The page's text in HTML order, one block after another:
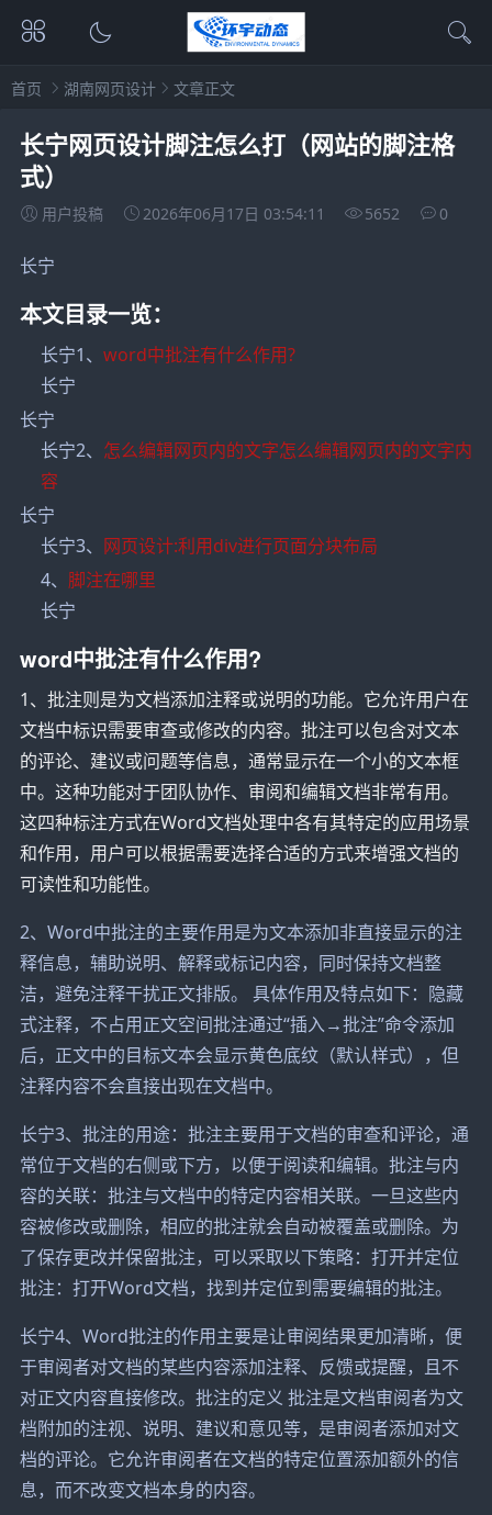
首页 湖南网页设计 文章正文
长宁网页设计脚注怎么打（网站的脚注格
式）
用户投稿 2026年06月17日 03:54:11 5652 0
长宁
本文目录一览：
长宁1、word中批注有什么作用?
长宁
长宁
长宁2、 怎么编辑网页内的文字怎么编辑网页内的文字内
容
长宁
长宁3、 网页设计:利用div进行页面分块布局
4、 脚注在哪里
长宁
word中批注有什么作用?
1、批注则是为文档添加注释或说明的功能。它允许用户在
文档中标识需要审查或修改的内容。批注可以包含对文本
的评论、建议或问题等信息，通常显示在一个小的文本框
中。这种功能对于团队协作、审阅和编辑文档非常有用。
这四种标注方式在Word文档处理中各有其特定的应用场景
和作用，用户可以根据需要选择合适的方式来增强文档的
可读性和功能性。
2、Word中批注的主要作用是为文本添加非直接显示的注
释信息，辅助说明、解释或标记内容，同时保持文档整
洁，避免注释干扰正文排版。 具体作用及特点如下：隐藏
式注释，不占用正文空间批注通过“插入→批注”命令添加
后，正文中的目标文本会显示黄色底纹（默认样式），但
注释内容不会直接出现在文档中。
长宁3、批注的用途：批注主要用于文档的审查和评论，通
常位于文档的右侧或下方，以便于阅读和编辑。批注与内
容的关联：批注与文档中的特定内容相关联。一旦这些内
容被修改或删除，相应的批注就会自动被覆盖或删除。为
了保存更改并保留批注，可以采取以下策略：打开并定位
批注：打开Word文档，找到并定位到需要编辑的批注。
长宁4、Word批注的作用主要是让审阅结果更加清晰，便
于审阅者对文档的某些内容添加注释、反馈或提醒，且不
对正文内容直接修改。批注的定义 批注是文档审阅者为文
档附加的注视、说明、建议和意见等，是审阅者添加对文
档的评论。它允许审阅者在文档的特定位置添加额外的信
息，而不改变文档本身的内容。